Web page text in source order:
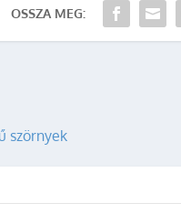
OSSZA MEG:
szörnyek